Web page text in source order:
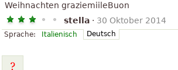
Weihnachten graziemiileBuon
stella · 30 Oktober 2014
Sprache: Italienisch Deutsch